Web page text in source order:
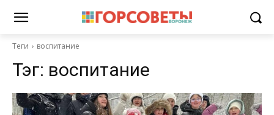
Теги воспитание
Тэг: воспитание